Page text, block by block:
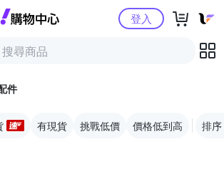
Yahoo購物中心登入
件
有現貨 挑戰低價 價格低到高 排序